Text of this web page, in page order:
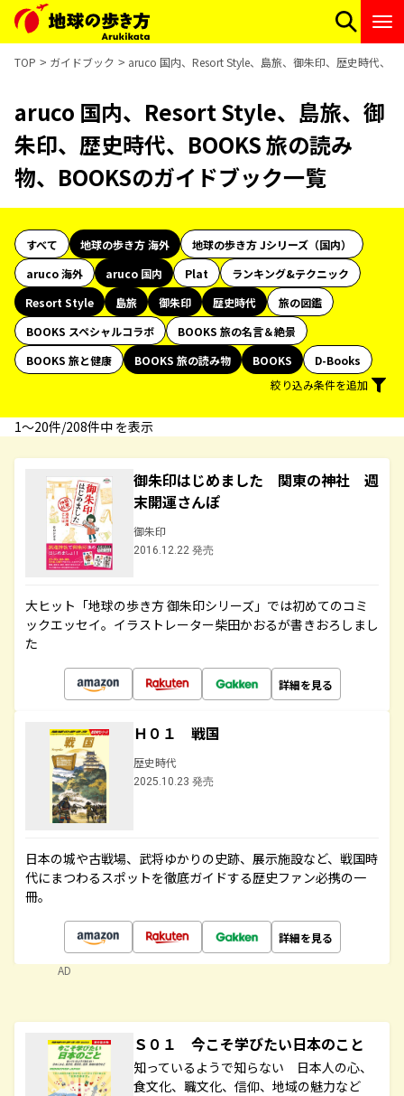
TOP ガイドブック aruco 国内、Resort Style、島旅、御朱印、歴史時代、
aruco 国内、Resort Style、島旅、御
朱印、歴史時代、BOOKS 旅の読み
物、BOOKSのガイドブック一覧
すべて 地球の歩き方 海外
地球の歩き方 Jシリーズ（国内）
aruco 海外
aruco 国内 Plat
ランキング&テクニック
Resort Style
島旅 御朱印 歴史時代
旅の図鑑
BOOKS スペシャルコラボ
BOOKS 旅の名言＆絶景
BOOKS 旅と健康
BOOKS 旅の読み物 BOOKS
D-Books
絞り込み条件を追加
1〜20件/208件中 を表示
御朱印はじめました 関東の神社 週
末開運さんぽ
御朱印
2016.12.22 発売
大ヒット「地球の歩き方 御朱印シリーズ」では初めてのコミ
ックエッセイ。イラストレーター柴田かおるが書きおろしまし
た
詳細を見る
Ｈ０１ 戦国
歴史時代
2025.10.23 発売
日本の城や古戦場、武将ゆかりの史跡、展示施設など、戦国時
代にまつわるスポットを徹底ガイドする歴史ファン必携の一
冊。
詳細を見る
AD
Ｓ０１ 今こそ学びたい日本のこと
知っているようで知らない 日本人の心、
食文化、職文化、信仰、地域の魅力など